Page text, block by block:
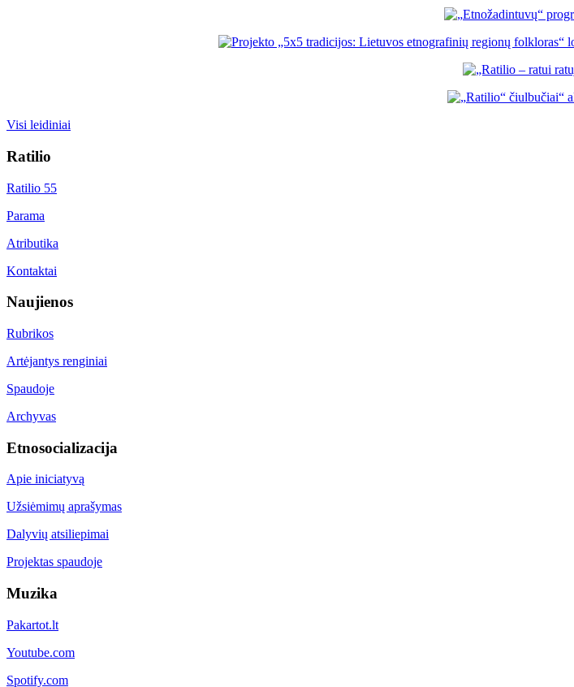
Visi leidiniai
Ratilio
Ratilio 55
Parama
Atributika
Kontaktai
Naujienos
Rubrikos
Artėjantys renginiai
Spaudoje
Archyvas
Etnosocializacija
Apie iniciatyvą
Užsiėmimų aprašymas
Dalyvių atsiliepimai
Projektas spaudoje
Muzika
Pakartot.lt
Youtube.com
Spotify.com